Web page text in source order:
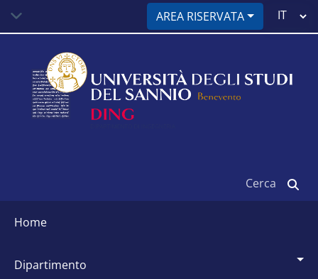
contenuto
AREA RISERVATA
Select
dipartimentali
home
dipartimento